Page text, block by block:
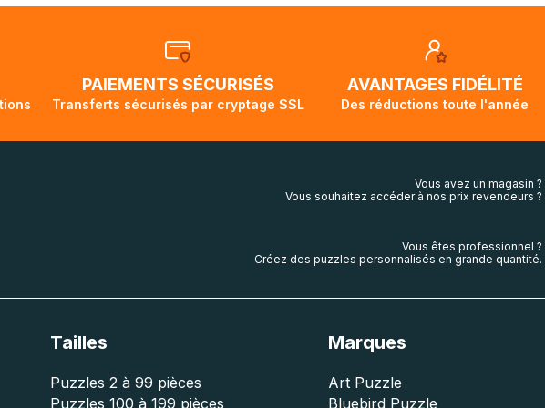
2 mois et demi pour arriver à destination. Il est donc normal que pendant la
le suivi de votre commande ne soit pas modifié. Ce dernier reprendra
votre colis aura touché terre.
PAIEMENTS SÉCURISÉS
Transferts sécurisés par cryptage SSL
AVANTAGES FIDÉLITÉ
Des réductions toute l'année
Vous avez un magasin ?
Vous souhaitez accéder à nos prix revendeurs ?
Vous êtes professionnel ?
Créez des puzzles personnalisés en grande quantité.
Tailles
Puzzles 2 à 99 pièces
Puzzles 100 à 199 pièces
Marques
Art Puzzle
Bluebird Puzzle